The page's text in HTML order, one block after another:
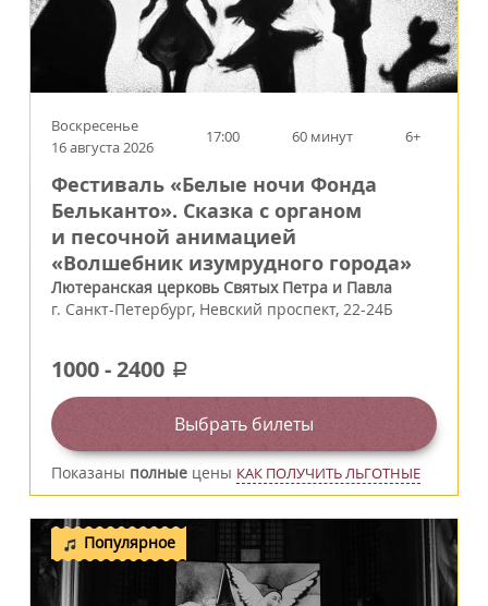
Воскресенье
16 августа 2026
17:00 60 минут 6+
Фестиваль «Белые ночи Фонда
Бельканто». Сказка с органом
и песочной анимацией
«Волшебник изумрудного города»
Лютеранская церковь Святых Петра и Павла
г. Санкт-Петербург, Невский проспект, 22-24Б
1000-2400 a
Выбрать билеты
Показаны полные цены КАК ПОЛУЧИТЬ ЛЬГОТНЫЕ
Популярное